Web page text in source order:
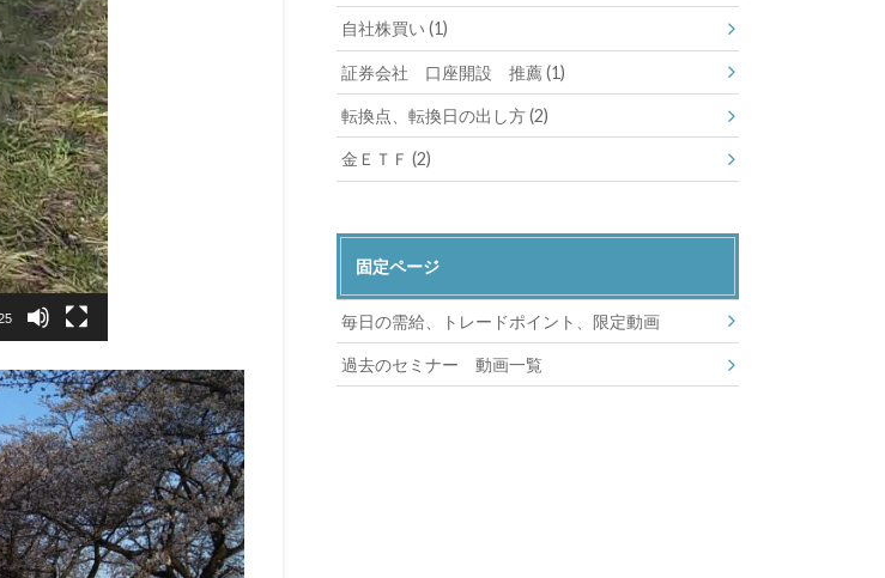
自社株買い(1)
証券会社 口座開設 推薦(1)
転換点、転換日の出し方(2)
金ＥＴＦ(2)
固定ページ
毎日の需給、トレードポイント、限定動画
過去のセミナー 動画一覧